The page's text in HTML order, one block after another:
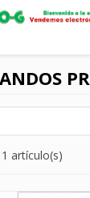
artículo(s)